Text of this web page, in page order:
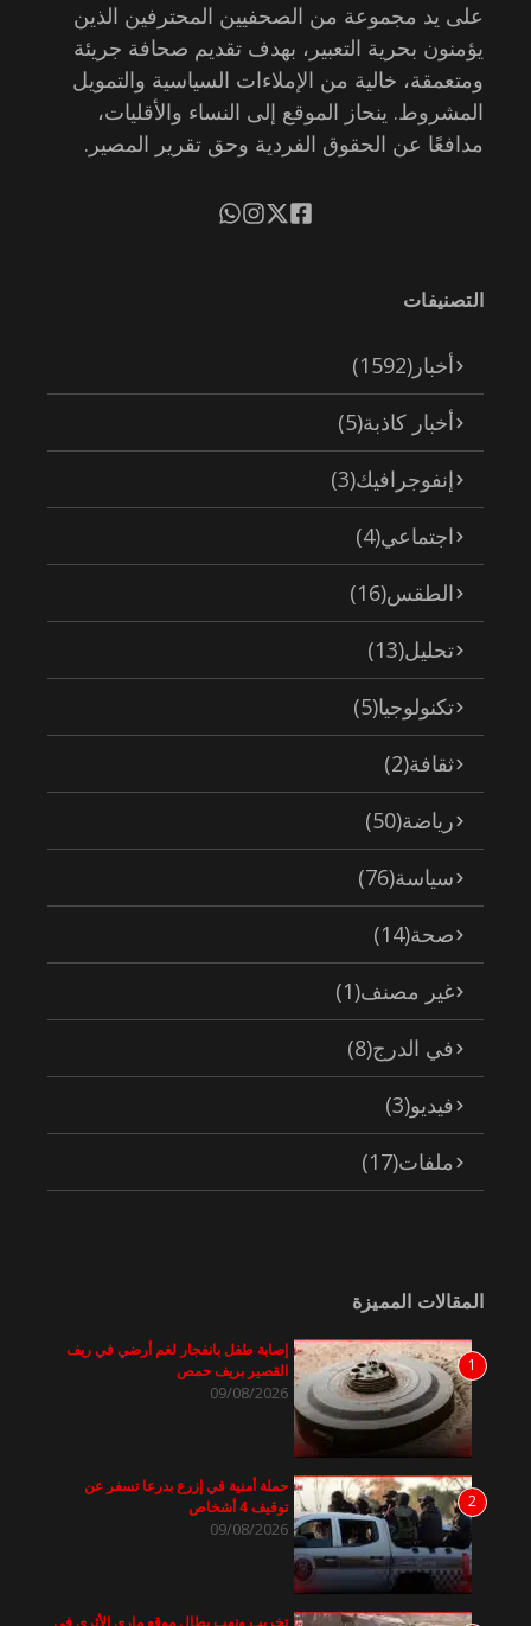
على يد مجموعة من الصحفيين المحترفين الذين
يؤمنون بحرية التعبير، بهدف تقديم صحافة جريئة
ومتعمقة، خالية من الإملاءات السياسية والتمويل
المشروط. ينحاز الموقع إلى النساء والأقليات،
مدافعًا عن الحقوق الفردية وحق تقرير المصير.
التصنيفات
أخبار (1592)
أخبار كاذبة(5)
إنفوجرافيك(3)
اجتماعي(4)
الطقس(16)
تحليل(13)
تكنولوجيا(5)
ثقافة(2)
رياضة(50)
سياسة(76)
صحة(14)
غير مصنف(1)
في الدرج(8)
فيديو(3)
ملفات(17)
المقالات المميزة
1
إصابة طفل بانفجار لغم أرضي في ريف
القصير بريف حمص
09/08/2026
2
حملة أمنية في إزرع بدرعا تسفر عن
توقيف 4 أشخاص
09/08/2026